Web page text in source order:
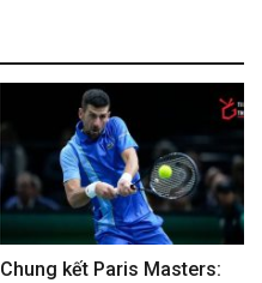
Chung kết Paris Masters: